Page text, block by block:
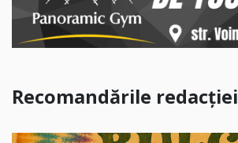
Recomandările redacției